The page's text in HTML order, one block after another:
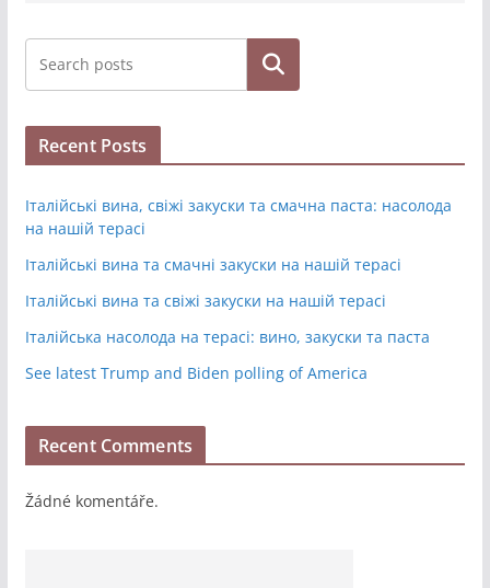
Hledat
Recent Posts
Італійські вина, свіжі закуски та смачна паста: насолода
на нашій терасі
Італійські вина та смачні закуски на нашій терасі
Італійські вина та свіжі закуски на нашій терасі
Італійська насолода на терасі: вино, закуски та паста
See latest Trump and Biden polling of America
Recent Comments
Žádné komentáře.